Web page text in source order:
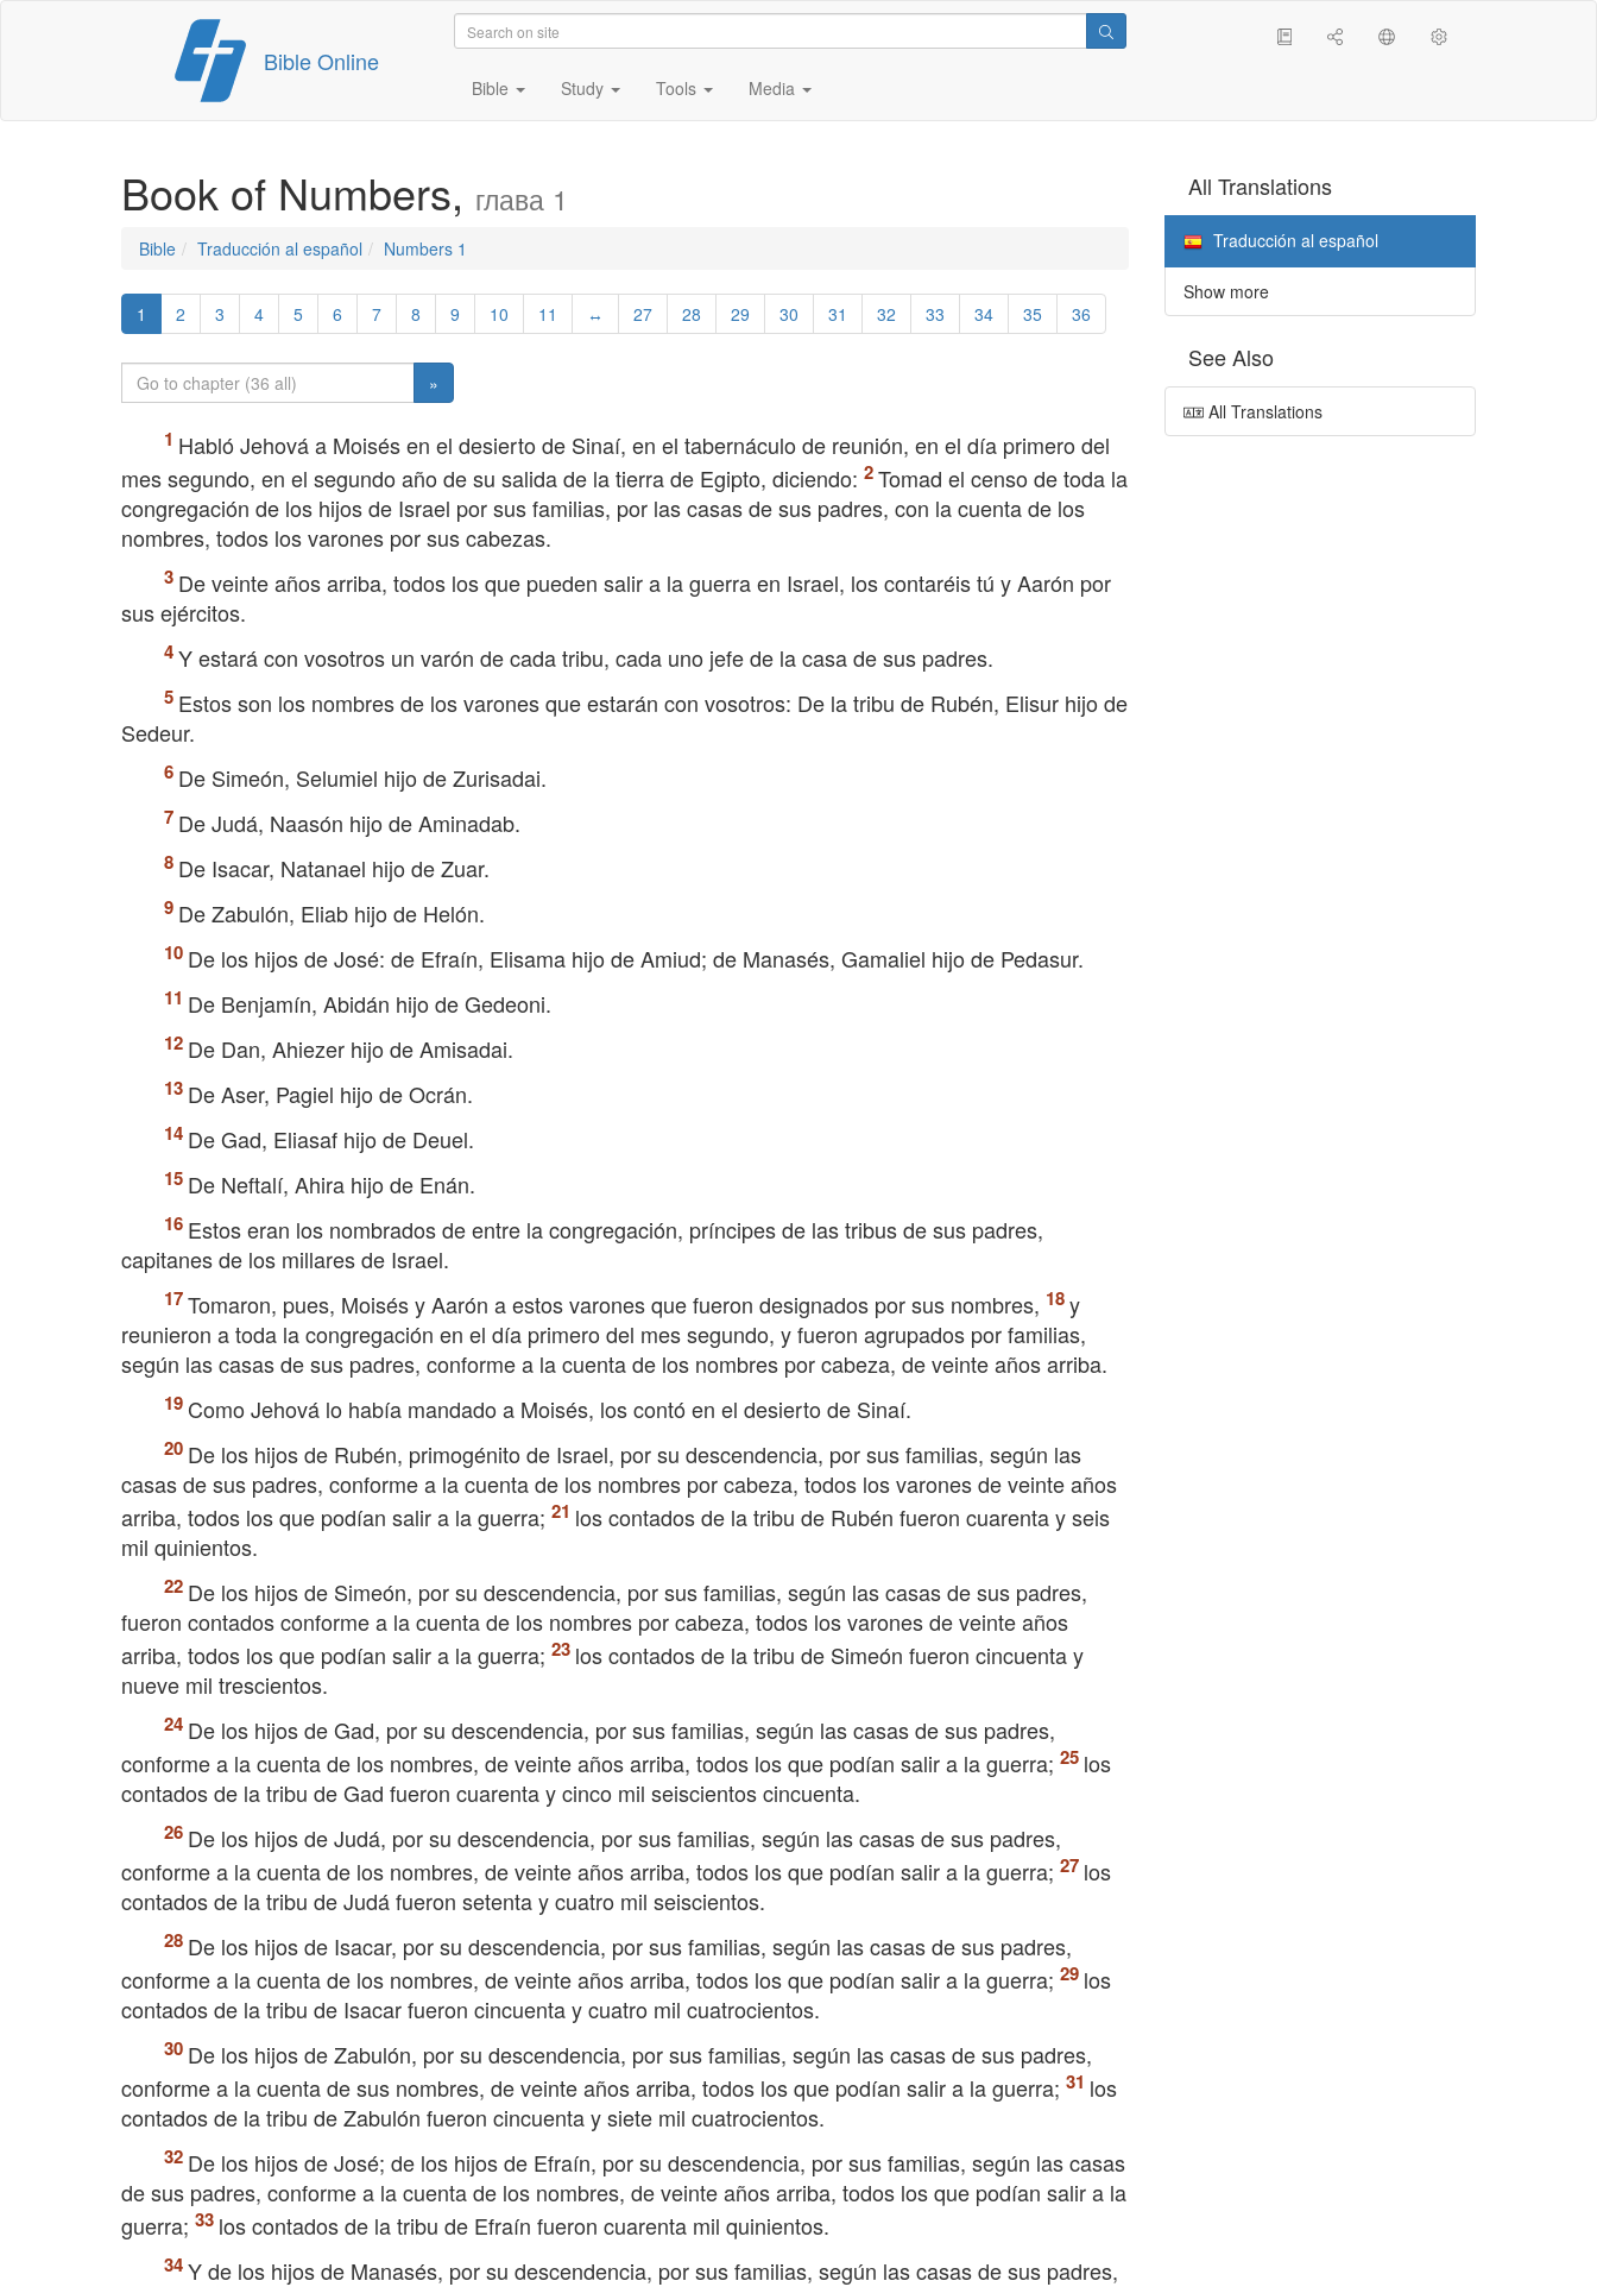
content
Bible Online
Bible Study Tools Media
Book of Numbers, глава 1
Bible Traducción al español Numbers 1
1 2 3 4 5 6 7 8 9 10 11 ↔ 27 28 29 30 31 32 33 34 35 36
»
Habló Jehová a Moisés en el desierto de Sinaí, en el tabernáculo de reunión, en el día primero del
mes segundo, en el segundo año de su salida de la tierra de Egipto, diciendo:
Tomad el censo de toda la
congregación de los hijos de Israel por sus familias, por las casas de sus padres, con la cuenta de los
nombres, todos los varones por sus cabezas.
De veinte años arriba, todos los que pueden salir a la guerra en Israel, los contaréis tú y Aarón por
sus ejércitos.
Y estará con vosotros un varón de cada tribu, cada uno jefe de la casa de sus padres.
Estos son los nombres de los varones que estarán con vosotros: De la tribu de Rubén, Elisur hijo de
Sedeur.
De Simeón, Selumiel hijo de Zurisadai.
De Judá, Naasón hijo de Aminadab.
De Isacar, Natanael hijo de Zuar.
De Zabulón, Eliab hijo de Helón.
De los hijos de José: de Efraín, Elisama hijo de Amiud; de Manasés, Gamaliel hijo de Pedasur.
De Benjamín, Abidán hijo de Gedeoni.
De Dan, Ahiezer hijo de Amisadai.
De Aser, Pagiel hijo de Ocrán.
De Gad, Eliasaf hijo de Deuel.
De Neftalí, Ahira hijo de Enán.
Estos eran los nombrados de entre la congregación, príncipes de las tribus de sus padres,
capitanes de los millares de Israel.
Tomaron, pues, Moisés y Aarón a estos varones que fueron designados por sus nombres,
y
reunieron a toda la congregación en el día primero del mes segundo, y fueron agrupados por familias,
según las casas de sus padres, conforme a la cuenta de los nombres por cabeza, de veinte años arriba.
Como Jehová lo había mandado a Moisés, los contó en el desierto de Sinaí.
De los hijos de Rubén, primogénito de Israel, por su descendencia, por sus familias, según las
casas de sus padres, conforme a la cuenta de los nombres por cabeza, todos los varones de veinte años
arriba, todos los que podían salir a la guerra;
los contados de la tribu de Rubén fueron cuarenta y seis
mil quinientos.
De los hijos de Simeón, por su descendencia, por sus familias, según las casas de sus padres,
fueron contados conforme a la cuenta de los nombres por cabeza, todos los varones de veinte años
arriba, todos los que podían salir a la guerra;
los contados de la tribu de Simeón fueron cincuenta y
nueve mil trescientos.
De los hijos de Gad, por su descendencia, por sus familias, según las casas de sus padres,
conforme a la cuenta de los nombres, de veinte años arriba, todos los que podían salir a la guerra;
los
contados de la tribu de Gad fueron cuarenta y cinco mil seiscientos cincuenta.
De los hijos de Judá, por su descendencia, por sus familias, según las casas de sus padres,
conforme a la cuenta de los nombres, de veinte años arriba, todos los que podían salir a la guerra;
los
contados de la tribu de Judá fueron setenta y cuatro mil seiscientos.
De los hijos de Isacar, por su descendencia, por sus familias, según las casas de sus padres,
conforme a la cuenta de los nombres, de veinte años arriba, todos los que podían salir a la guerra;
los
contados de la tribu de Isacar fueron cincuenta y cuatro mil cuatrocientos.
De los hijos de Zabulón, por su descendencia, por sus familias, según las casas de sus padres,
conforme a la cuenta de sus nombres, de veinte años arriba, todos los que podían salir a la guerra;
los
contados de la tribu de Zabulón fueron cincuenta y siete mil cuatrocientos.
De los hijos de José; de los hijos de Efraín, por su descendencia, por sus familias, según las casas
de sus padres, conforme a la cuenta de los nombres, de veinte años arriba, todos los que podían salir a la
guerra;
los contados de la tribu de Efraín fueron cuarenta mil quinientos.
Y de los hijos de Manasés, por su descendencia, por sus familias, según las casas de sus padres,
All Translations
Traducción al español
Show more
See Also
All Translations